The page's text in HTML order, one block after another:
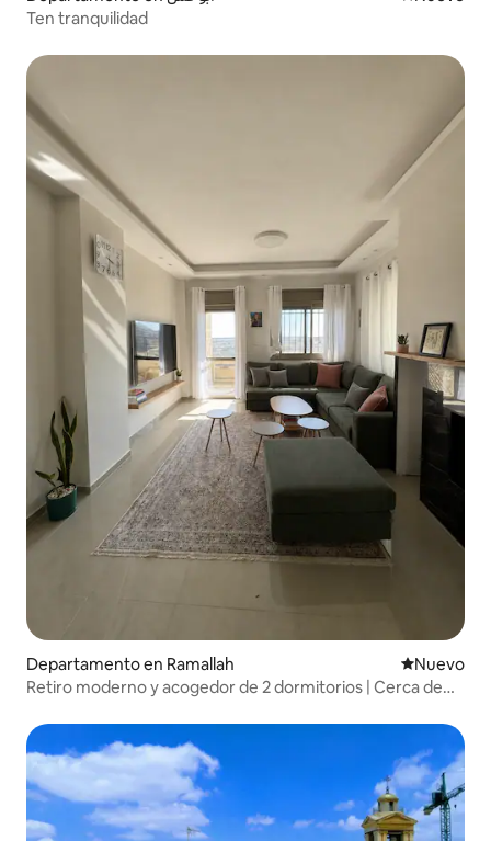
Ten tranquilidad
Departamento en Ramallah Lugar
Nuevo
Retiro moderno y acogedor de 2 dormitorios | Cerca de